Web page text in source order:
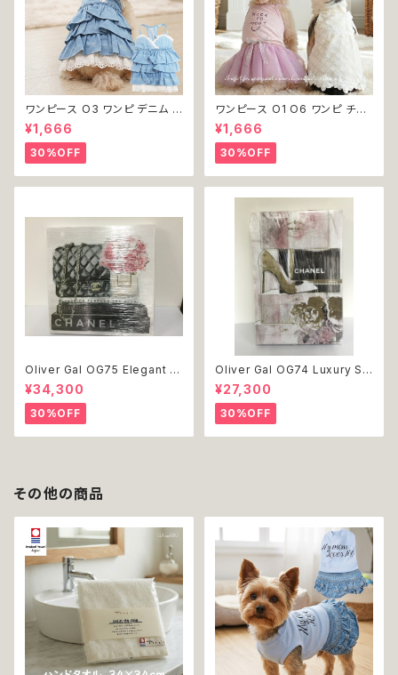
ワンピース O3 ワンピ デニム プ
リーツ レース 女の子 犬 犬服
小型 猫 服 洋服 ペット dog ド
ッグウェア おしゃれ かわいい 返
品交換不可
¥1,666
30%OFF
ワンピース O1 O6 ワンピ チュ
ール レース 花 フラワー 女の子
犬 犬服 小型 猫 服 洋服 ペット
dog ドッグウェア おしゃれ かわ
いい 返品交換不可
¥1,666
30%OFF
Oliver Gal OG75 Elegant E
ssentials Paris 絵 アート イ
ンテリア お祝い 贈り物 プレゼ
ント 結婚 新築 開店 周年 バー
スデイ 誕生日 ご褒美
¥34,300
30%OFF
Oliver Gal OG74 Luxury St
acked Shoes Rose Giftbo
x 絵 アート インテリア お祝い
贈り物 プレゼント 結婚 新築 開
店 周年 バースデイ 誕生日 ご褒
美
¥27,300
30%OFF
その他の商品